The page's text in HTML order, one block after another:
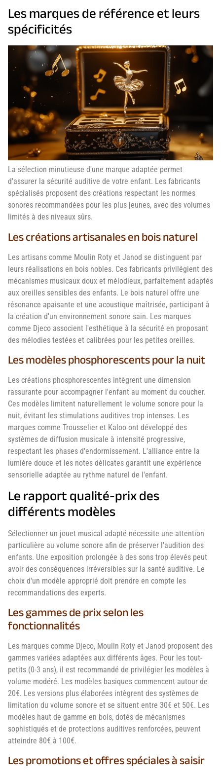
Les marques de référence et leurs
spécificités
La sélection minutieuse d'une marque adaptée permet
d'assurer la sécurité auditive de votre enfant. Les fabricants
spécialisés proposent des créations respectant les normes
sonores recommandées pour les plus jeunes, avec des volumes
limités à des niveaux sûrs.
Les créations artisanales en bois naturel
Les artisans comme Moulin Roty et Janod se distinguent par
leurs réalisations en bois nobles. Ces fabricants privilégient des
mécanismes musicaux doux et mélodieux, parfaitement adaptés
aux oreilles sensibles des enfants. Le bois naturel offre une
résonance apaisante et une acoustique maîtrisée, participant à
la création d'un environnement sonore sain. Les marques
comme Djeco associent l'esthétique à la sécurité en proposant
des mélodies testées et calibrées pour les petites oreilles.
Les modèles phosphorescents pour la nuit
Les créations phosphorescentes intègrent une dimension
rassurante pour accompagner l'enfant au moment du coucher.
Ces modèles limitent naturellement le volume sonore pour la
nuit, évitant les stimulations auditives trop intenses. Les
marques comme Trousselier et Kaloo ont développé des
systèmes de diffusion musicale à intensité progressive,
respectant les phases d'endormissement. L'alliance entre la
lumière douce et les notes délicates garantit une expérience
sensorielle adaptée au rythme naturel de l'enfant.
Le rapport qualité-prix des
différents modèles
Sélectionner un jouet musical adapté nécessite une attention
particulière au volume sonore afin de préserver l'audition des
enfants. Une exposition prolongée à des sons trop élevés peut
avoir des conséquences irréversibles sur la santé auditive. Le
choix d'un modèle approprié doit prendre en compte les
recommandations des experts.
Les gammes de prix selon les
fonctionnalités
Les marques comme Djeco, Moulin Roty et Janod proposent des
gammes variées adaptées aux différents âges. Pour les tout-
petits (0-3 ans), il est recommandé de privilégier les modèles à
volume modéré. Les modèles basiques commencent autour de
20€. Les versions plus élaborées intègrent des systèmes de
limitation du volume sonore et se situent entre 30€ et 50€. Les
modèles haut de gamme en bois, dotés de mécanismes
sophistiqués et de protections auditives renforcées, peuvent
atteindre 80€ à 100€.
Les promotions et offres spéciales à saisir